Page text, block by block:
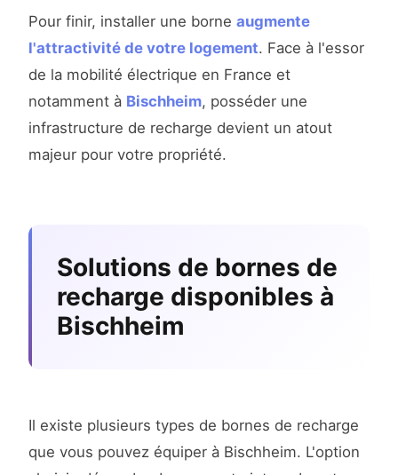
Pour finir, installer une borne augmente
l'attractivité de votre logement. Face à l'essor
de la mobilité électrique en France et
notamment à Bischheim, posséder une
infrastructure de recharge devient un atout
majeur pour votre propriété.
Solutions de bornes de
recharge disponibles à
Bischheim
Il existe plusieurs types de bornes de recharge
que vous pouvez équiper à Bischheim. L'option